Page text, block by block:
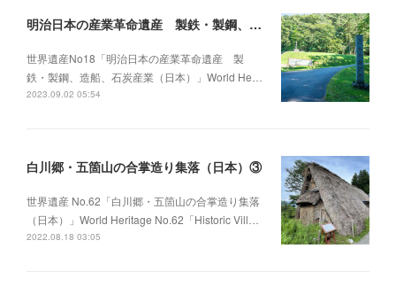
明治日本の産業革命遺産 製鉄・製鋼、造船、石炭産業（日本）13
世界遺産No18「明治日本の産業革命遺産 製
鉄・製鋼、造船、石炭産業（日本）」World He…
2023.09.02 05:54
白川郷・五箇山の合掌造り集落（日本）③
世界遺産 No.62「白川郷・五箇山の合掌造り集落
（日本）」World Heritage No.62「Historic Vill…
2022.08.18 03:05